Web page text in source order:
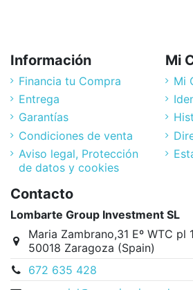
Información
Financia tu Compra
Entrega
Garantías
Condiciones de venta
Aviso legal, Protección
de datos y cookies
Mi
Mi
Contacto
Lombarte Group Investment SL
Maria Zambrano,31 Eº WTC pl
50018 Zaragoza (Spain)
672 635 428